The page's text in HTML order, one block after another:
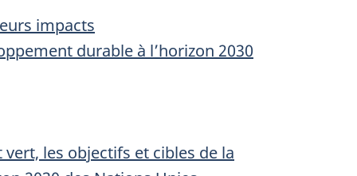
impacts
durable à l’horizon 2030
les objectifs et cibles de la